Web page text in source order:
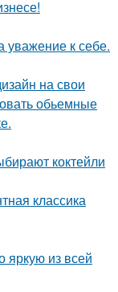
уважение к себе.
на свои
обьемные
коктейли
классика
яркую из всей